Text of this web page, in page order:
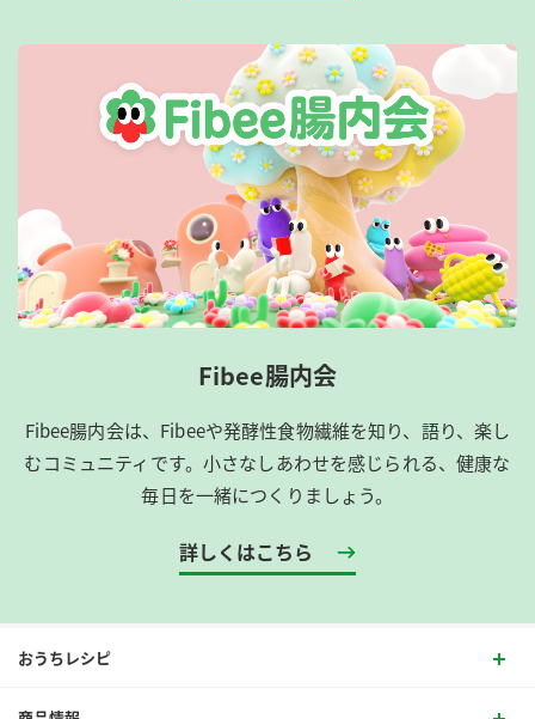
Fibee腸内会
Fibee腸内会は、​Fibeeや発酵性食物繊維を知り、語り、楽し
むコミュニティです。​小さなしあわせを感じられる、健康な
毎日を一緒につくりましょう。
詳しくはこちら
おうちレシピ